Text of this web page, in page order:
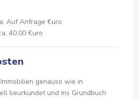
Auf Anfrage €uro
40,00 €uro
genauso wie in
beurkundet und ins Grundbuch